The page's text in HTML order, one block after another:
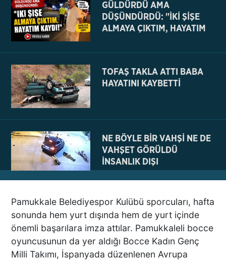
GÜLDÜRDÜ AMA
DÜŞÜNDÜRDÜ: "İKİ ŞİŞE
ALMAYA ÇIKTIM, HAYATIM
TOFAŞ TAKLA ATTI BABA
HAYATINI KAYBETTİ
NE BÖYLE BİR VAHŞİ NE DE
VAHŞET GÖRÜLDÜ
İNSANLIK DIŞI
AZRAİL’E “ELDEN SONRA
GEL” DEDİ! OKEYE DEVAM
ETTİ
Pamukkale Belediyespor Kulübü sporcuları, hafta
sonunda hem yurt dışında hem de yurt içinde
önemli başarılara imza attılar. Pamukkaleli bocce
oyuncusunun da yer aldığı Bocce Kadın Genç
Milli Takımı, İspanyada düzenlenen Avrupa